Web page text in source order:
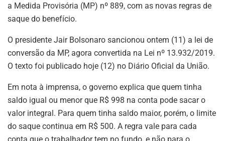
a Medida Provisória (MP) nº 889, com as novas regras de
saque do benefício.
O presidente Jair Bolsonaro sancionou ontem (11) a lei de
conversão da MP, agora convertida na Lei nº 13.932/2019.
O texto foi publicado hoje (12) no Diário Oficial da União.
Em nota à imprensa, o governo explica que quem tinha
saldo igual ou menor que R$ 998 na conta pode sacar o
valor integral. Para quem tinha saldo maior, porém, o limite
do saque continua em R$ 500. A regra vale para cada